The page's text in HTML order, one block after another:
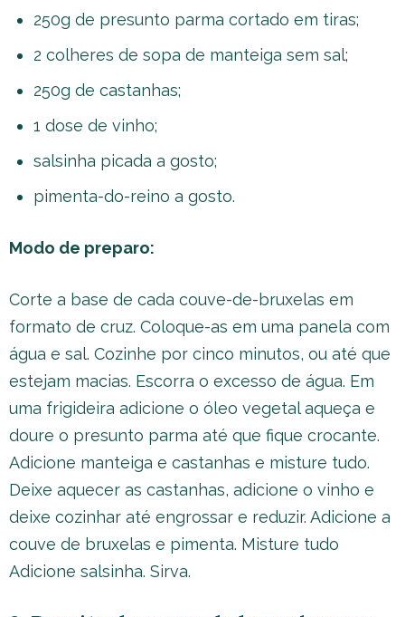
250g de presunto parma cortado em tiras;
2 colheres de sopa de manteiga sem sal;
250g de castanhas;
1 dose de vinho;
salsinha picada a gosto;
pimenta-do-reino a gosto.
Modo de preparo:
Corte a base de cada couve-de-bruxelas em
formato de cruz. Coloque-as em uma panela com
água e sal. Cozinhe por cinco minutos, ou até que
estejam macias. Escorra o excesso de água. Em
uma frigideira adicione o óleo vegetal aqueça e
doure o presunto parma até que fique crocante.
Adicione manteiga e castanhas e misture tudo.
Deixe aquecer as castanhas, adicione o vinho e
deixe cozinhar até engrossar e reduzir. Adicione a
couve de bruxelas e pimenta. Misture tudo
Adicione salsinha. Sirva.